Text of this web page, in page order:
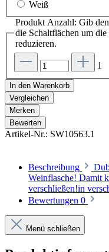
Weiß
Produkt Anzahl: Gib
die Schaltflächen um
reduzieren.
1
In den Warenkorb
Vergleichen
Merken
Bewerten
Artikel-Nr.: SW10563.1
Beschreibung
Weinflasche! Damit
verschließen!in
Bewertungen 0
Menü schließen